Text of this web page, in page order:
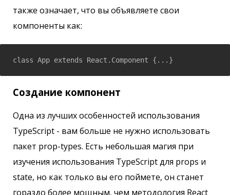
также означает, что вы объявляете свои
компоненты как:
class App extends React.Component {...}
Создание компонент
Одна из лучших особенностей использования
TypeScript - вам больше не нужно использовать
пакет prop-types. Есть небольшая магия при
изучения использования TypeScript для props и
state, но как только вы его поймете, он станет
гораздо более мощным, чем методология React